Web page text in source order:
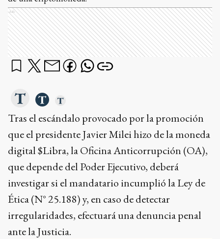
Ads
Tras el escándalo provocado por la promoción
que el presidente Javier Milei hizo de la moneda
digital $Libra, la Oficina Anticorrupción (OA),
que depende del Poder Ejecutivo, deberá
investigar si el mandatario incumplió la Ley de
Ética (N° 25.188) y, en caso de detectar
irregularidades, efectuará una denuncia penal
ante la Justicia.